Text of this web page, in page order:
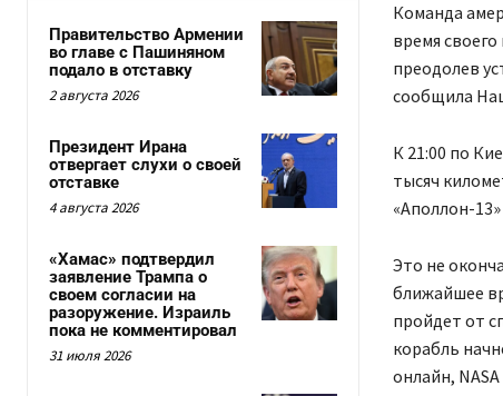
Правительство Армении
во главе с Пашиняном
подало в отставку
2 августа 2026
Президент Ирана
отвергает слухи о своей
отставке
4 августа 2026
«Хамас» подтвердил
заявление Трампа о
своем согласии на
разоружение. Израиль
пока не комментировал
31 июля 2026
Команда
время
преодолев
сообщила
К 21:00 по
тысяч
«Аполлон-13»
Это не
ближайшее
пройдет от
корабль
онлайн,